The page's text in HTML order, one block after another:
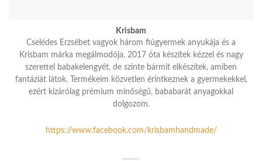
Krisbam
Cselédes Erzsébet vagyok három fiúgyermek anyukája és a
Krisbam márka megálmodója. 2017 óta készítek kézzel és nagy
szerettel babakelengyét, de szinte bármit elkészítek, amiben
fantáziát látok. Termékeim közvetlen érintkeznek a gyermekekkel,
ezért kizárólag prémium minőségű, bababarát anyagokkal
dolgozom.
https://www.facebook.com/krisbamhandmade/